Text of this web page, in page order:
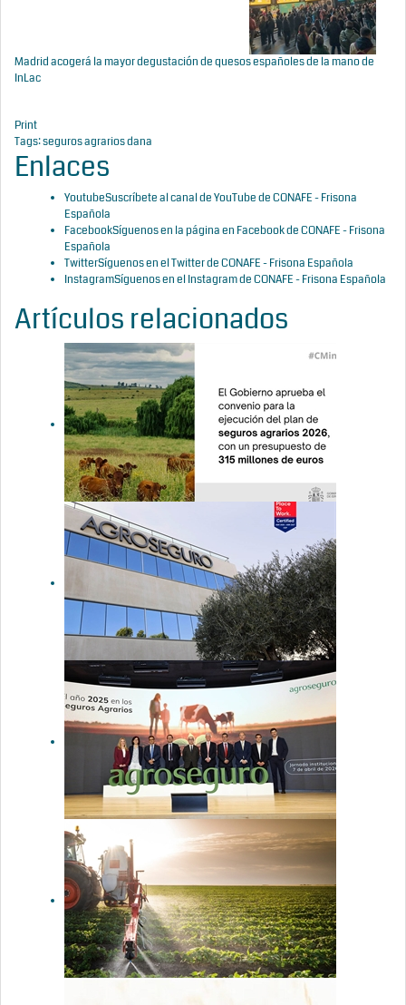
Madrid acogerá la mayor degustación de quesos españoles de la mano de
InLac
Print
Tags:seguros agrariosdana
Enlaces
YoutubeSuscríbete al canal de YouTube de CONAFE - Frisona
Española
FacebookSíguenos en la página en Facebook de CONAFE - Frisona
Española
TwitterSíguenos en el Twitter de CONAFE - Frisona Española
InstagramSíguenos en el Instagram de CONAFE - Frisona Española
Artículos relacionados
Luz verde al
convenio
para el plan
de seguros
2026, con un
presupuesto
de 315
millones de
euros
Agroseguro
renueva la
certificación
Great Place
To Work
empleador
de referencia
en el sector
asegurador
Agroseguro
presenta al
sector la
evolución de
los seguros
agrarios
durante el
ejercicio
2025